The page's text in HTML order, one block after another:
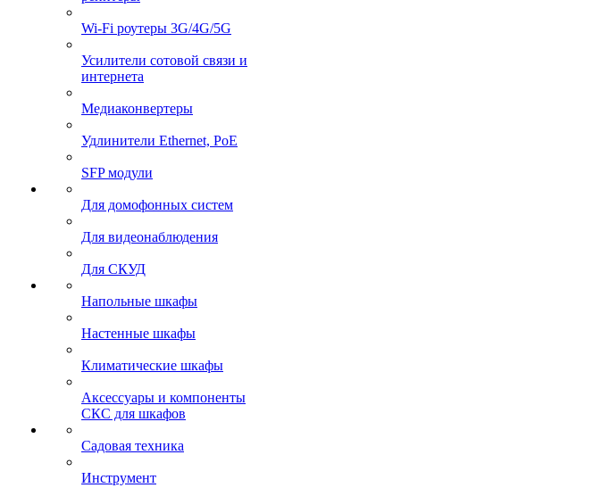
Wi-Fi роутеры 3G/4G/5G
Усилители сотовой связи и
интернета
Медиаконвертеры
Удлинители Ethernet, PoE
SFP модули
Для домофонных систем
Для видеонаблюдения
Для СКУД
Напольные шкафы
Настенные шкафы
Климатические шкафы
Аксессуары и компоненты
СКС для шкафов
Садовая техника
Инструмент